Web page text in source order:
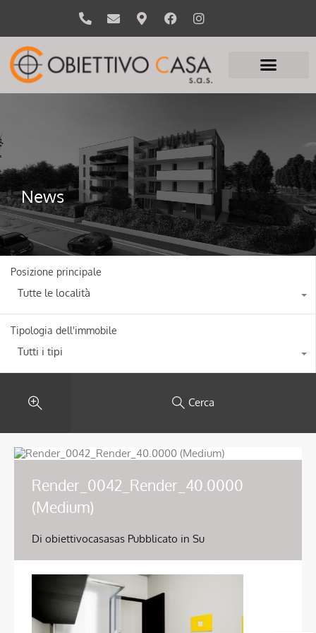
News
Posizione principale
Tutte le località
Tipologia dell'immobile
Tutti i tipi
Cerca
Render_0042_Render_40.0000
(Medium)
Di obiettivocasasas Pubblicato in Su